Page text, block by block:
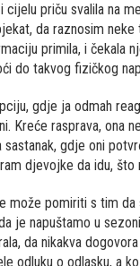
priču svalila na
da raznosim
primila, i čekala
do takvog fizičkog
gdje ja odmah
Kreće rasprava, ona
gdje oni
djevojke da idu,
može pomiriti s tim
je napuštamo u
da nikakva
odluku o odlasku, a